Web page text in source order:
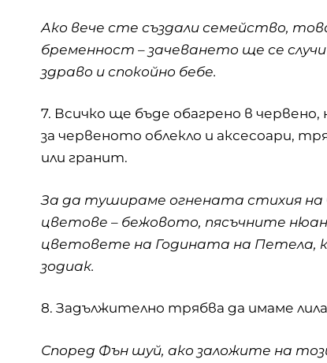
Ако вече сте създали семейство,
бременност – зачеването ще се
здраво и спокойно бебе.
7. Всичко ще бъде обагрено в
за червеното облекло и аксесоари,
или гранит.
За да тушираме огнената стихия на
цветове – бежовото, пясъчните
цветовете на Годината на Петела,
зодиак.
8. Задължително трябва да имаме
Според Фън шуй, ако заложите на